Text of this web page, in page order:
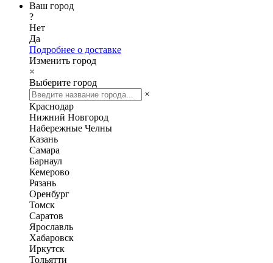
Ваш город
?
Нет
Да
Подробнее о доставке
Изменить город
×
Выберите город
×
Краснодар
Нижний Новгород
Набережные Челны
Казань
Самара
Барнаул
Кемерово
Рязань
Оренбург
Томск
Саратов
Ярославль
Хабаровск
Иркутск
Тольятти